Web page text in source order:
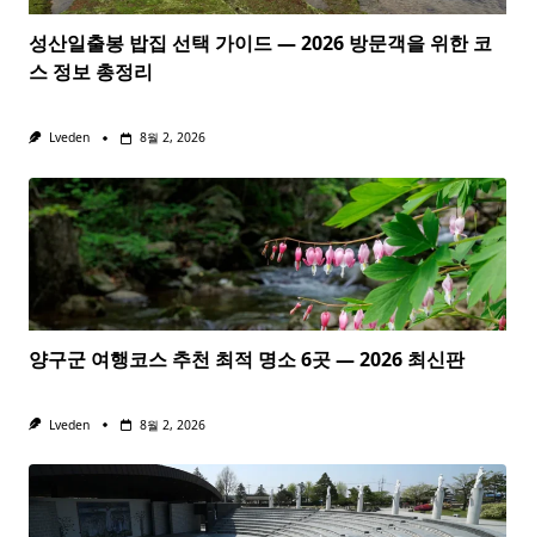
성산일출봉 밥집 선택 가이드 — 2026 방문객을 위한 코
스 정보 총정리
Lveden 8월 2, 2026
양구군 여행코스 추천 최적 명소 6곳 — 2026 최신판
Lveden 8월 2, 2026